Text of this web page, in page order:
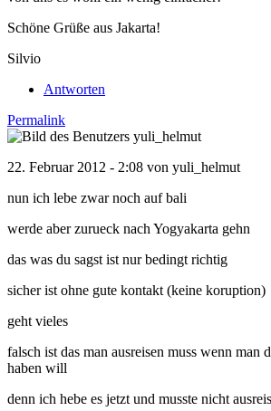
Schöne Grüße aus Jakarta!
Silvio
Antworten
Permalink
22. Februar 2012 - 2:08 von yuli_helmut
nun ich lebe zwar noch auf bali
werde aber zurueck nach Yogyakarta gehn
das was du sagst ist nur bedingt richtig
sicher ist ohne gute kontakt (keine koruption)
geht vieles
falsch ist das man ausreisen muss wenn man
haben will
denn ich hebe es jetzt und musste nicht